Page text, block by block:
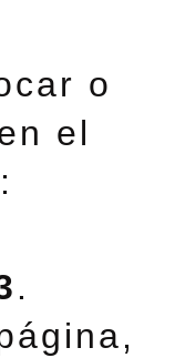
o
el
.